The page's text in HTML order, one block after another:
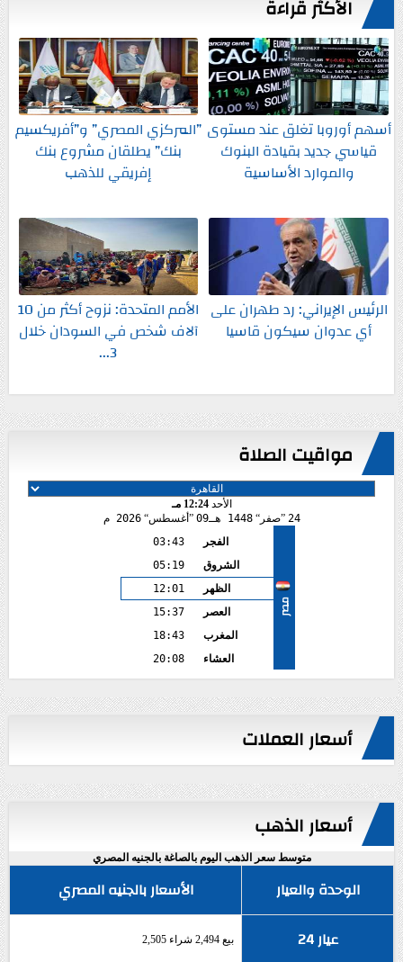
الأكثر قراءةً
أسهم أوروبا تغلق عند مستوى
قياسي جديد بقيادة البنوك
والموارد الأساسية
”المركزي المصري” و”أفريكسيم
بنك” يطلقان مشروع بنك
إفريقي للذهب
الرئيس الإيراني: رد طهران على
أي عدوان سيكون قاسيا
الأمم المتحدة: نزوح أكثر من 10
آلاف شخص في السودان خلال
3...
مواقيت الصلاة
الأحد12:24 مـ
24
صفر 1448 هـ 09 أغسطس 2026 م
مصر
الفجر
03:43
الشروق
05:19
الظهر
12:01
العصر
15:37
المغرب
18:43
العشاء
20:08
أسعار العملات
أسعار الذهب
متوسط سعر الذهب اليوم بالصاغة بالجنيه المصري
الوحدة والعيار
الأسعار بالجنيه المصري
عيار 24
بيع 2,494 شراء 2,505